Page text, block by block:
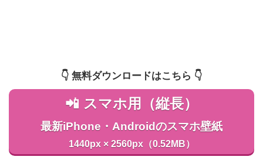
👇️ 無料ダウンロードはこちら 👇️
📲 スマホ用（縦長）
最新iPhone・Androidのスマホ壁紙
1440px × 2560px（0.52MB）